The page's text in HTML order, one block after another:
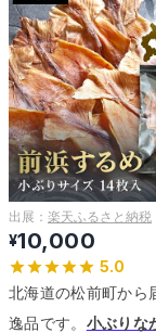
出展： 楽天ふるさと納税
¥10,000
5.0
北海道の松前町から
逸品です。 小ぶりな